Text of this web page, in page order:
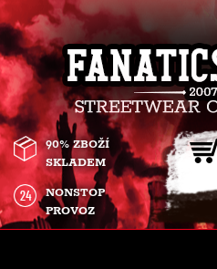
90% ZBOŽÍ
SKLADEM
NONSTOP
PROVOZ